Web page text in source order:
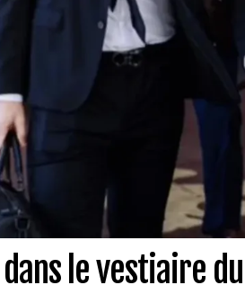
le vestiaire